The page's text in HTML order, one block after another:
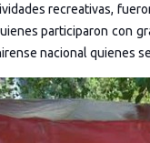
recreativas,
participaron con
nacional quienes